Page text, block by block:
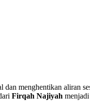
dan menghentikan aliran
Firqah Najiyah menjadi